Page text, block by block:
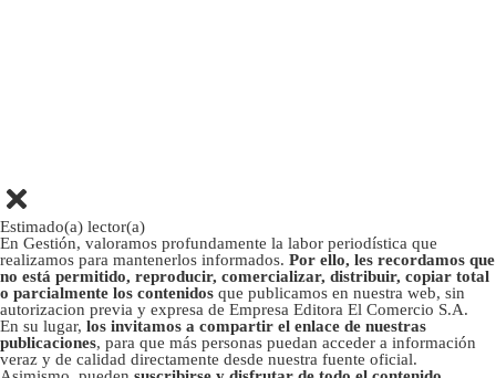
Estimado(a) lector(a)
En Gestión, valoramos profundamente la labor periodística que
realizamos para mantenerlos informados. Por ello, les recordamos que
no está permitido, reproducir, comercializar, distribuir, copiar total
o parcialmente los contenidos que publicamos en nuestra web, sin
autorizacion previa y expresa de Empresa Editora El Comercio S.A.
En su lugar, los invitamos a compartir el enlace de nuestras
publicaciones, para que más personas puedan acceder a información
veraz y de calidad directamente desde nuestra fuente oficial.